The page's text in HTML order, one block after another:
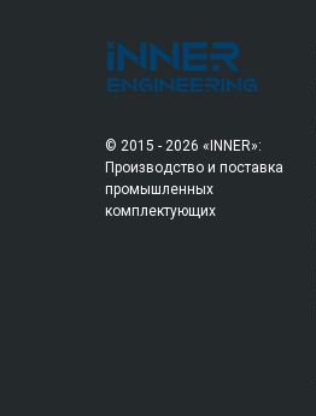
© 2015 - 2026 «INNER»:
Производство и поставка
промышленных
комплектующих